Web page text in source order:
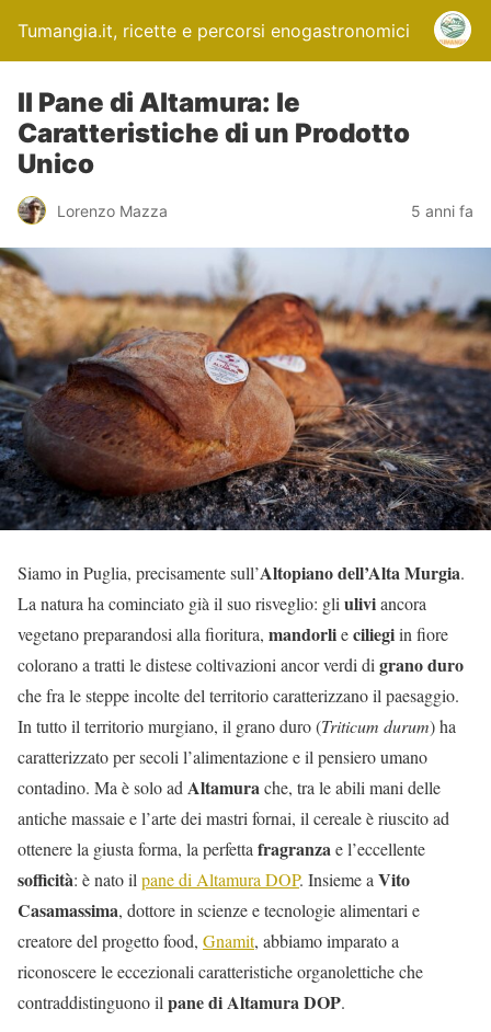
Tumangia.it, ricette e percorsi enogastronomici
Il Pane di Altamura: le
Caratteristiche di un Prodotto
Unico
Lorenzo Mazza 5 anni fa
Siamo in Puglia, precisamente sull’Altopiano dell’Alta Murgia.
La natura ha cominciato già il suo risveglio: gli uliviancora
vegetano preparandosi alla fioritura, mandorlieciliegiin fiore
colorano a tratti le distese coltivazioni ancor verdi di grano duro
che fra le steppe incolte del territorio caratterizzano il paesaggio.
In tutto il territorio murgiano, il grano duro (Triticum durum) ha
caratterizzato per secoli l’alimentazione e il pensiero umano
contadino. Ma è solo ad Altamura che, tra le abili mani delle
antiche massaie e l’arte dei mastri fornai, il cereale è riuscito ad
ottenere la giusta forma, la perfetta fragranza e l’eccellente
sofficità: è nato il pane di Altamura DOP. Insieme a Vito
Casamassima, dottore in scienze e tecnologie alimentari e
creatore del progetto food, Gnamit, abbiamo imparato a
riconoscere le eccezionali caratteristiche organolettiche che
contraddistinguono il pane di Altamura DOP.